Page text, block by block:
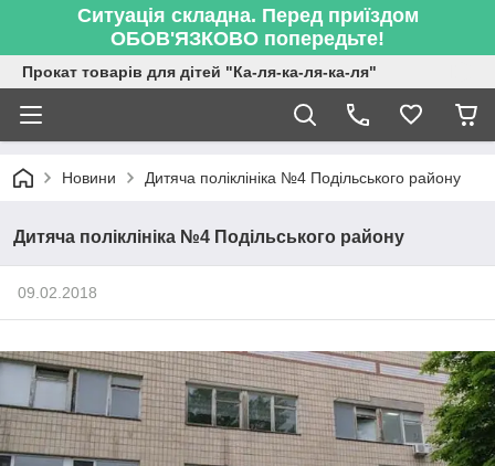
Ситуація складна. Перед приїздом
ОБОВ'ЯЗКОВО попередьте!
Прокат товарів для дітей "Ка-ля-ка-ля-ка-ля"
Новини Дитяча поліклініка №4 Подільського району
Дитяча поліклініка №4 Подільського району
09.02.2018